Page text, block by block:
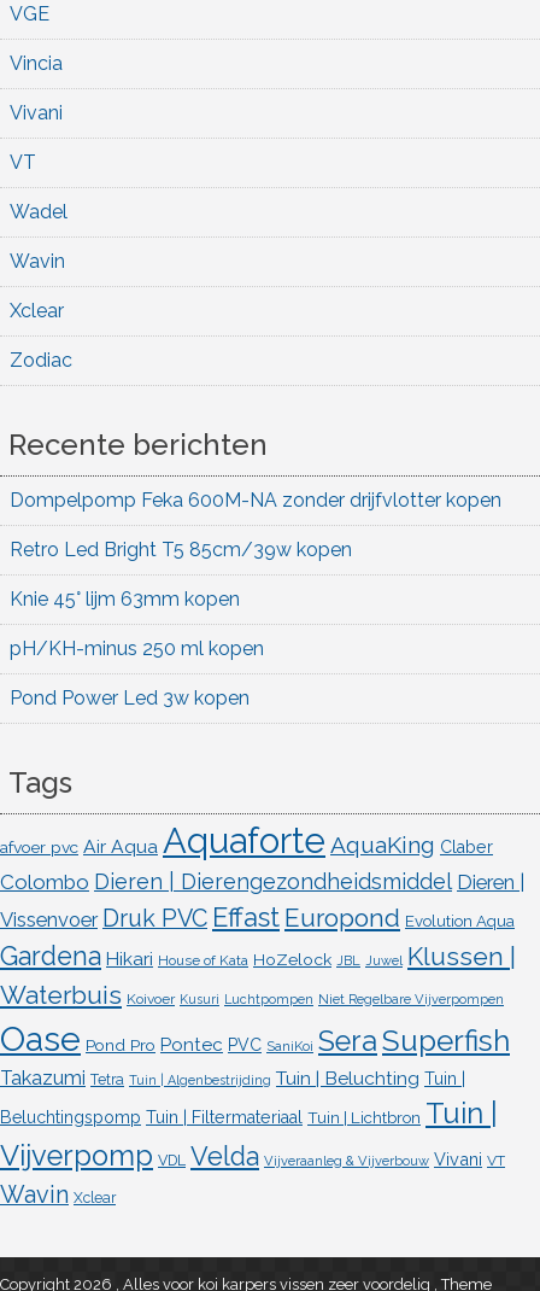
VGE
Vincia
Vivani
VT
Wadel
Wavin
Xclear
Zodiac
Recente berichten
Dompelpomp Feka 600M-NA zonder drijfvlotter kopen
Retro Led Bright T5 85cm/39w kopen
Knie 45° lijm 63mm kopen
pH/KH-minus 250 ml kopen
Pond Power Led 3w kopen
Tags
afvoer pvc Air Aqua Aquaforte AquaKing Claber
Colombo Dieren | Dierengezondheidsmiddel Dieren |
Vissenvoer Druk PVC Effast Europond Evolution Aqua
Gardena Hikari House of Kata HoZelock JBL Juwel Klussen |
Waterbuis Koivoer Kusuri Luchtpompen Niet Regelbare Vijverpompen
Oase Pond Pro Pontec PVC SaniKoi SeraSuperfish
Takazumi Tetra Tuin | Algenbestrijding Tuin | Beluchting Tuin |
Beluchtingspomp Tuin | Filtermateriaal Tuin | Lichtbron Tuin |
Vijverpomp VDL Velda Vijveraanleg & Vijverbouw Vivani VT
Wavin Xclear
Copyright 2026 , Alles voor koi karpers vissen zeer voordelig ,Theme